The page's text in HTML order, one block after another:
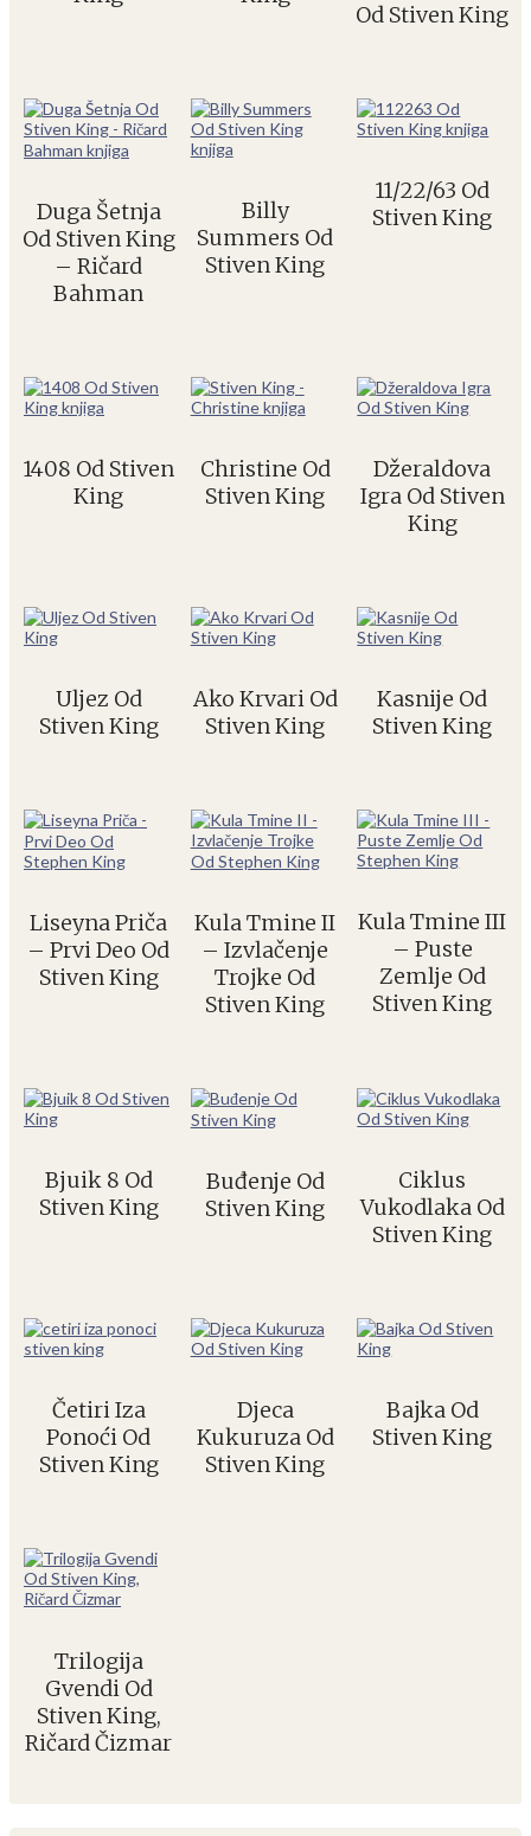
Od Stiven King
Duga Šetnja
Od Stiven King
– Ričard
Bahman
Billy
Summers Od
Stiven King
11/22/63 Od
Stiven King
1408 Od Stiven
King
Christine Od
Stiven King
Džeraldova
Igra Od Stiven
King
Uljez Od
Stiven King
Ako Krvari Od
Stiven King
Kasnije Od
Stiven King
Liseyna Priča
– Prvi Deo Od
Stiven King
Kula Tmine II
– Izvlačenje
Trojke Od
Stiven King
Kula Tmine III
– Puste
Zemlje Od
Stiven King
Bjuik 8 Od
Stiven King
Buđenje Od
Stiven King
Ciklus
Vukodlaka Od
Stiven King
Četiri Iza
Ponoći Od
Stiven King
Djeca
Kukuruza Od
Stiven King
Bajka Od
Stiven King
Trilogija
Gvendi Od
Stiven King,
Ričard Čizmar